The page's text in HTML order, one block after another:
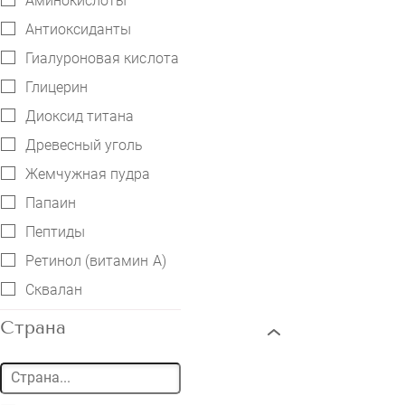
Антиоксиданты
Гиалуроновая кислота
Глицерин
Диоксид титана
Древесный уголь
Жемчужная пудра
Папаин
Пептиды
Ретинол (витамин А)
Сквалан
Страна